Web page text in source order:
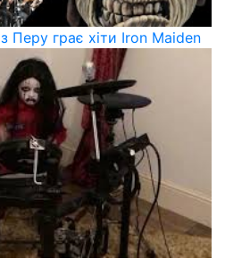
Перу грає хіти Iron Maiden